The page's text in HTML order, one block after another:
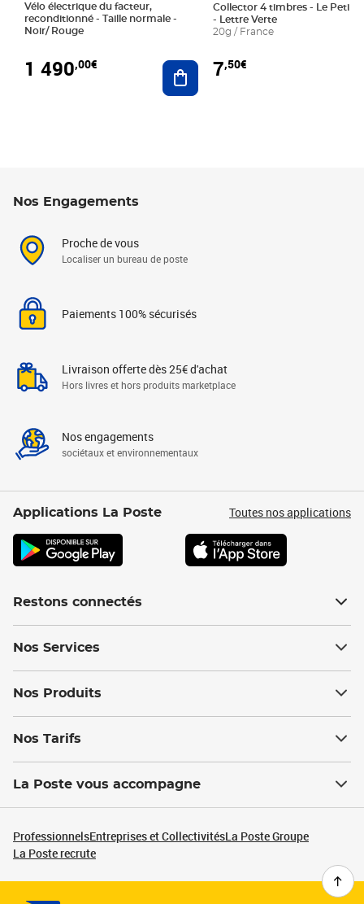
Vélo électrique du facteur,
reconditionné - Taille normale -
Noir/ Rouge
1 490,00€ Ajouter au panier
Collector 4 timbres - Le Petit
- Lettre Verte
20g / France
7,50€
Nos Engagements
Proche de vous
Localiser un bureau de poste
Paiements 100% sécurisés
Livraison offerte dès 25€ d'achat
Hors livres et hors produits marketplace
Nos engagements
sociétaux et environnementaux
Applications La Poste Toutes nos applications
Restons connectés
Nos Services
Nos Produits
Nos Tarifs
La Poste vous accompagne
ProfessionnelsEntreprises et CollectivitésLa Poste Groupe
La Poste recrute